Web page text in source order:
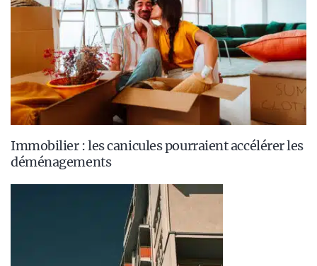
Immobilier : les canicules pourraient accélérer les
déménagements